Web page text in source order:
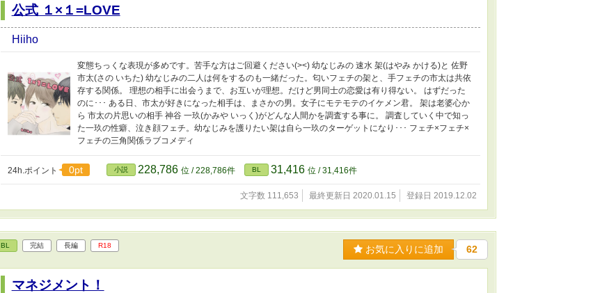
公式 １×１=LOVE
Hiiho
変態ちっくな表現が多めです。苦手な方はご回避ください(><) 幼なじみの 速水 架(はやみ かける)と 佐野
市太(さの いちた) 幼なじみの二人は何をするのも一緒だった。匂いフェチの架と、手フェチの市太は共依
存する関係。 理想の相手に出会うまで、お互いが理想。だけど男同士の恋愛は有り得ない。 はずだった
のに･･･ ある日、市太が好きになった相手は、まさかの男。女子にモテモテのイケメン君。 架は老婆心か
ら 市太の片思いの相手 神谷 一玖(かみや いっく)がどんな人間かを調査する事に。 調査していく中で知っ
た一玖の性癖、泣き顔フェチ。幼なじみを護りたい架は自ら一玖のターゲットになり･･･ フェチ×フェチ×
フェチの三角関係ラブコメディ
24h.ポイント 0pt 小説 228,786 位 / 228,786件 BL 31,416 位 / 31,416件
文字数 111,653 最終更新日 2020.01.15 登録日 2019.12.02
BL 完結 長編 R18 お気に入りに追加 62
マネジメント！